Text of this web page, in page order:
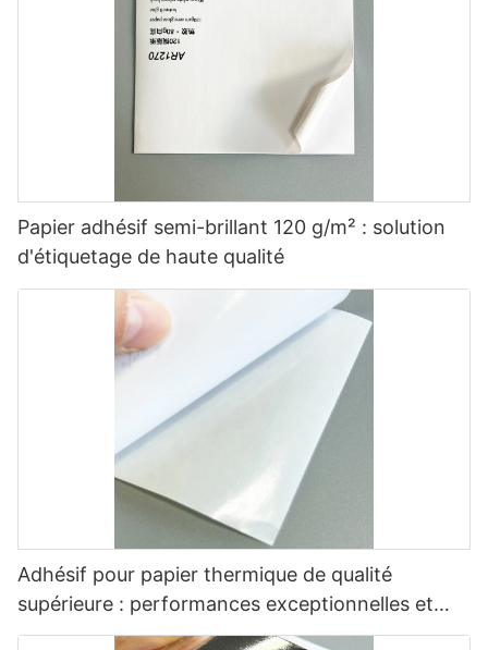
Papier adhésif semi-brillant 120 g/m² : solution
d'étiquetage de haute qualité
Adhésif pour papier thermique de qualité
supérieure : performances exceptionnelles et
polyvalentes